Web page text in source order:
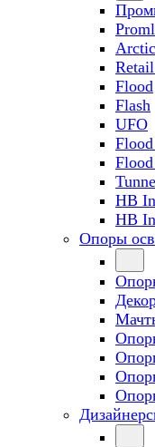
Arctic
Flood
Flash
UFO
HB
HB
Опоры